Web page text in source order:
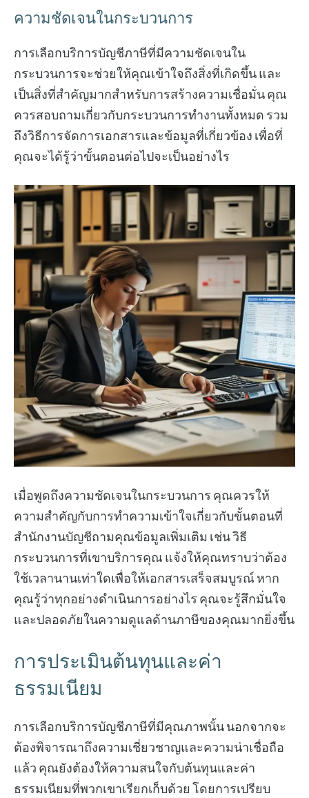
ความชัดเจนในกระบวนการ
การเลือกบริการบัญชีภาษีที่มีความชัดเจนใน
กระบวนการจะช่วยให้คุณเข้าใจถึงสิ่งที่เกิดขึ้น และ
เป็นสิ่งที่สำคัญมากสำหรับการสร้างความเชื่อมั่น คุณ
ควรสอบถามเกี่ยวกับกระบวนการทำงานทั้งหมด รวม
ถึงวิธีการจัดการเอกสารและข้อมูลที่เกี่ยวข้อง เพื่อที่
คุณจะได้รู้ว่าขั้นตอนต่อไปจะเป็นอย่างไร
เมื่อพูดถึงความชัดเจนในกระบวนการ คุณควรให้
ความสำคัญกับการทำความเข้าใจเกี่ยวกับขั้นตอนที่
สำนักงานบัญชีถามคุณข้อมูลเพิ่มเติม เช่น วิธี
กระบวนการที่เขาบริการคุณ แจ้งให้คุณทราบว่าต้อง
ใช้เวลานานเท่าใดเพื่อให้เอกสารเสร็จสมบูรณ์ หาก
คุณรู้ว่าทุกอย่างดำเนินการอย่างไร คุณจะรู้สึกมั่นใจ
และปลอดภัยในความดูแลด้านภาษีของคุณมากยิ่งขึ้น
การประเมินต้นทุนและค่า
ธรรมเนียม
การเลือกบริการบัญชีภาษีที่มีคุณภาพนั้น นอกจากจะ
ต้องพิจารณาถึงความเชี่ยวชาญและความน่าเชื่อถือ
แล้ว คุณยังต้องให้ความสนใจกับต้นทุนและค่า
ธรรมเนียมที่พวกเขาเรียกเก็บด้วย โดยการเปรียบ